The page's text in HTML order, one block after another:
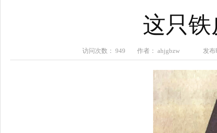
这只
访问次数： 949 作者： ahjgbzw 发布时